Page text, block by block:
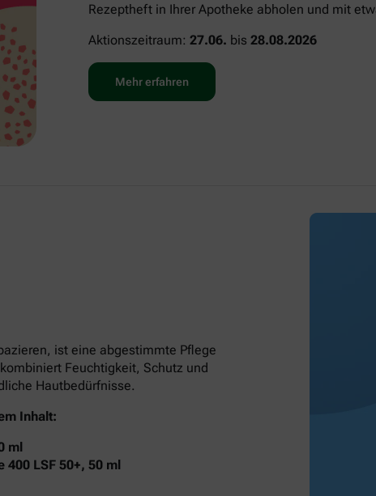
Rezeptheft in Ihrer Apotheke abholen und mit
Aktionszeitraum: 27.06. bis 28.08.2026
Mehr erfahren
ist eine abgestimmte Pflege
Feuchtigkeit, Schutz und
Hautbedürfnisse.
Inhalt:
ml
LSF 50+, 50 ml